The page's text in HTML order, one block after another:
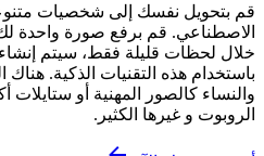
قم بتحويل نفسك إلى شخصيات
الاصطناعي. قم برفع صورة واحدة
خلال لحظات قليلة فقط، سيتم
باستخدام هذه التقنيات الذكية. هناك
والنساء كالصور المهنية أو ستايلات
الروبوت و غيرها الكثير.